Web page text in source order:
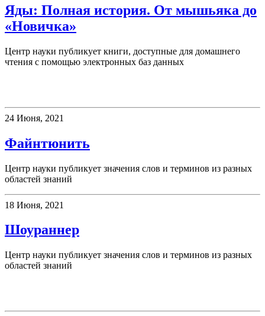
Яды: Полная история. От мышьяка до
«Новичка»
Центр науки публикует книги, доступные для домашнего
чтения с помощью электронных баз данных
24 Июня, 2021
Файнтюнить
Центр науки публикует значения слов и терминов из разных
областей знаний
18 Июня, 2021
Шоураннер
Центр науки публикует значения слов и терминов из разных
областей знаний